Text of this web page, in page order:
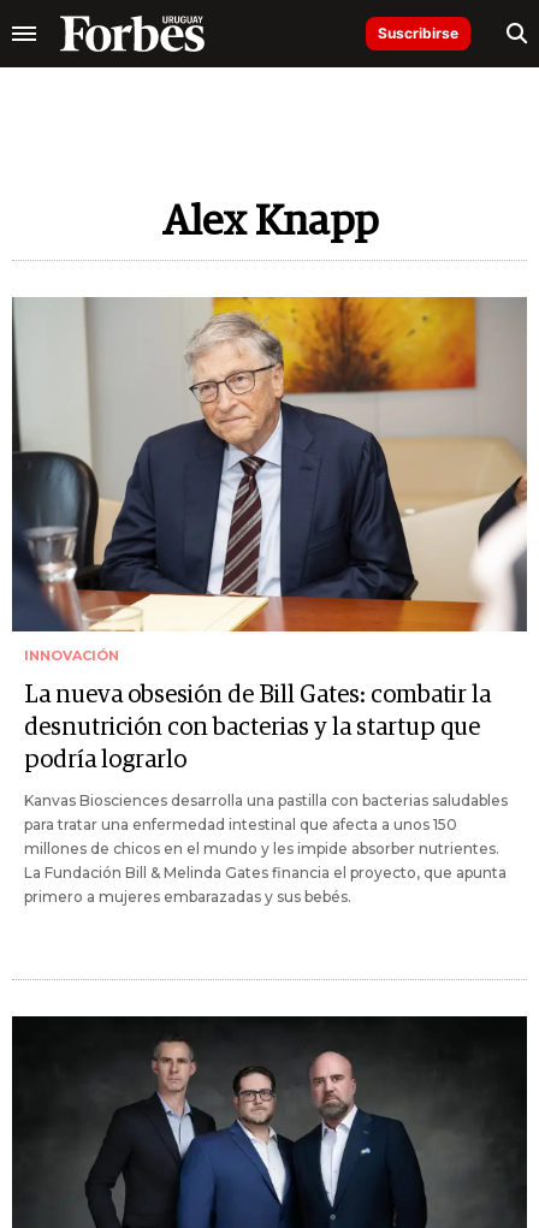
Suscribirse
Alex Knapp
INNOVACIÓN
La nueva obsesión de Bill Gates: combatir la
desnutrición con bacterias y la startup que
podría lograrlo
Kanvas Biosciences desarrolla una pastilla con bacterias saludables
para tratar una enfermedad intestinal que afecta a unos 150
millones de chicos en el mundo y les impide absorber nutrientes.
La Fundación Bill & Melinda Gates financia el proyecto, que apunta
primero a mujeres embarazadas y sus bebés.